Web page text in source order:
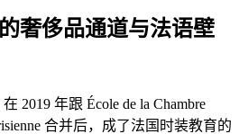
奢侈品通道与法语壁
2019 年跟 École de la Chambre
合并后，成了法国时装教育的